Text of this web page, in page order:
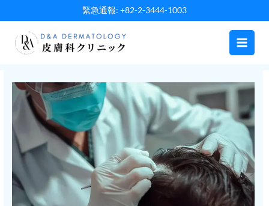
容
緊急通報: +82-2-3444-1003